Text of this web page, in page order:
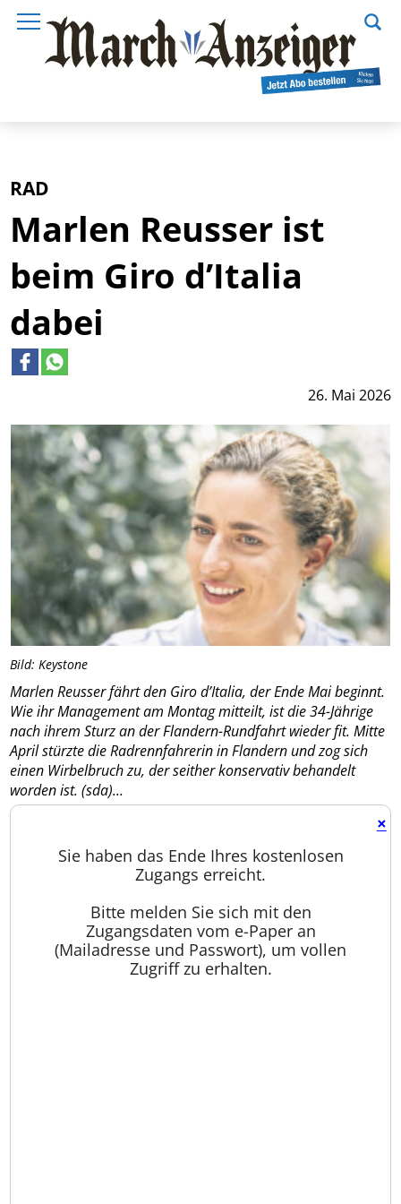
Bild: Keystone
26. Mai 2026
RAD
Marlen Reusser ist
beim Giro d’Italia
dabei
Marlen Reusser fährt den Giro d’Italia, der Ende Mai beginnt.
Wie ihr Management am Montag mitteilt, ist die 34-Jährige
nach ihrem Sturz an der Flandern-Rundfahrt wieder fit. Mitte
April stürzte die Radrennfahrerin in Flandern und zog sich
einen Wirbelbruch zu, der seither konservativ behandelt
worden ist. (sda)...
×
Sie haben das Ende Ihres kostenlosen
Zugangs erreicht.
Bitte melden Sie sich mit den
Zugangsdaten vom e-Paper an
(Mailadresse und Passwort), um vollen
Zugriff zu erhalten.